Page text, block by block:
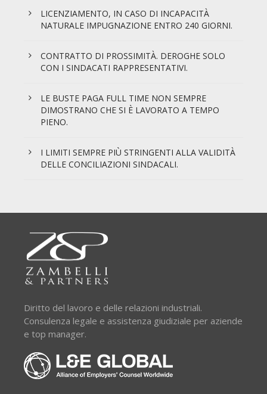
LICENZIAMENTO, IN CASO DI INCAPACITÀ
NATURALE IMPUGNAZIONE ENTRO 240 GIORNI.
CONTRATTO DI PROSSIMITÀ. DEROGHE SOLO
CON I SINDACATI RAPPRESENTATIVI.
LE BUSTE PAGA FULL TIME NON SEMPRE
DIMOSTRANO CHE SI È LAVORATO A TEMPO
PIENO.
I LIMITI SEMPRE PIÙ STRINGENTI ALLA VALIDITÀ
DELLE CONCILIAZIONI SINDACALI.
Diritto del lavoro e delle relazioni industriali.
Consulenza legale e assistenza giudiziale per aziende
e top manager.